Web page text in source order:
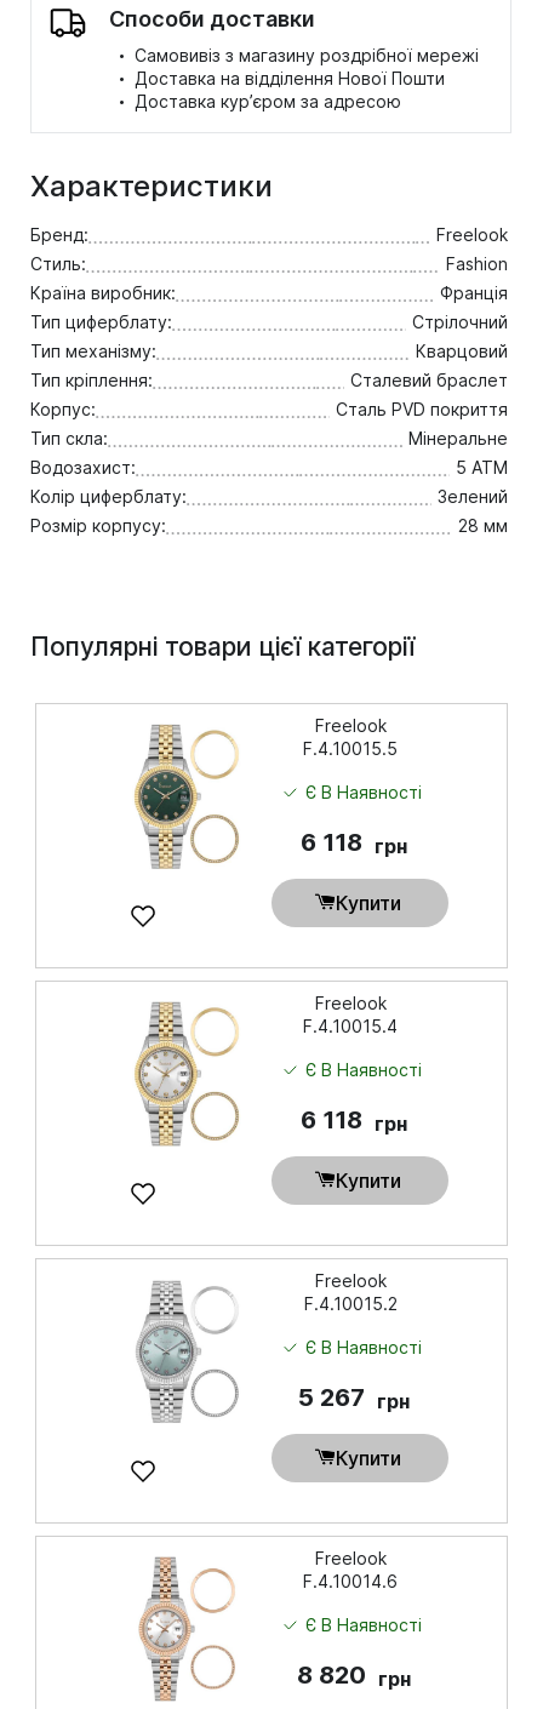
Способи доставки
· Самовивіз з магазину роздрібної мережі
· Доставка на відділення Нової Пошти
· Доставка кур’єром за адресою
Характеристики
Бренд:
Freelook
Стиль:
Fashion
Країна виробник:
Франція
Тип циферблату:
Стрілочний
Тип механізму:
Кварцовий
Тип кріплення:
Сталевий браслет
Корпус:
Сталь PVD покриття
Тип скла:
Мінеральне
Водозахист:
5 ATM
Колір циферблату:
Зелений
Розмір корпусу:
28 мм
Популярні товари цієї категорії
Freelook
F.4.10015.5
Є В Наявності
6 118 грн
Купити
Freelook
F.4.10015.4
Є В Наявності
6 118 грн
Купити
Freelook
F.4.10015.2
Є В Наявності
5 267 грн
Купити
Freelook
F.4.10014.6
Є В Наявності
8 820 грн